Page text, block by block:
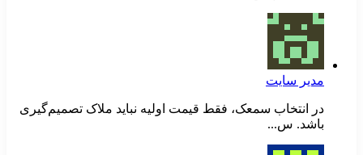
مدیر سایت
در انتخاب سمعک، فقط قیمت اولیه نباید ملاک تصمیم‌گیری
باشد. س...